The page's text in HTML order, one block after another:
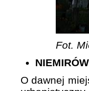
Fot.
NIEMIRÓW
O dawnej